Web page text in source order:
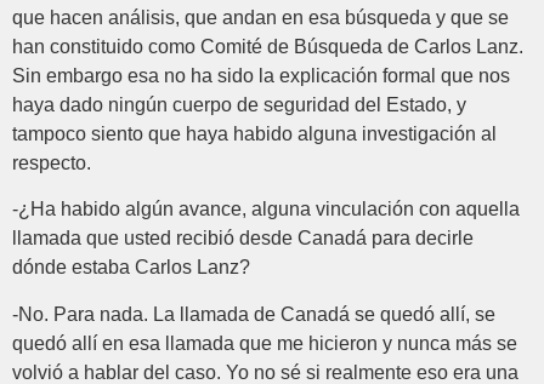
que hacen análisis, que andan en esa búsqueda y que se
han constituido como Comité de Búsqueda de Carlos Lanz.
Sin embargo esa no ha sido la explicación formal que nos
haya dado ningún cuerpo de seguridad del Estado, y
tampoco siento que haya habido alguna investigación al
respecto.
-¿Ha habido algún avance, alguna vinculación con aquella
llamada que usted recibió desde Canadá para decirle
dónde estaba Carlos Lanz?
-No. Para nada. La llamada de Canadá se quedó allí, se
quedó allí en esa llamada que me hicieron y nunca más se
volvió a hablar del caso. Yo no sé si realmente eso era una